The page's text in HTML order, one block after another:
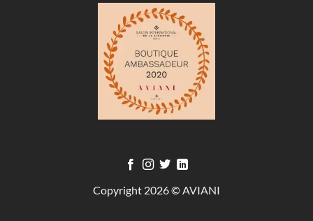
Copyright 2026 © AVIANI